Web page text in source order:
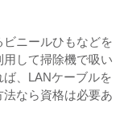
ニールひもなどを
して掃除機で吸い
、LANケーブルを
なら資格は必要あ